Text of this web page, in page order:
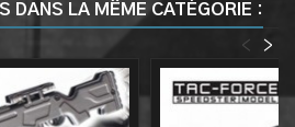
DANS LA MÊME CATÉGORIE :
>
<